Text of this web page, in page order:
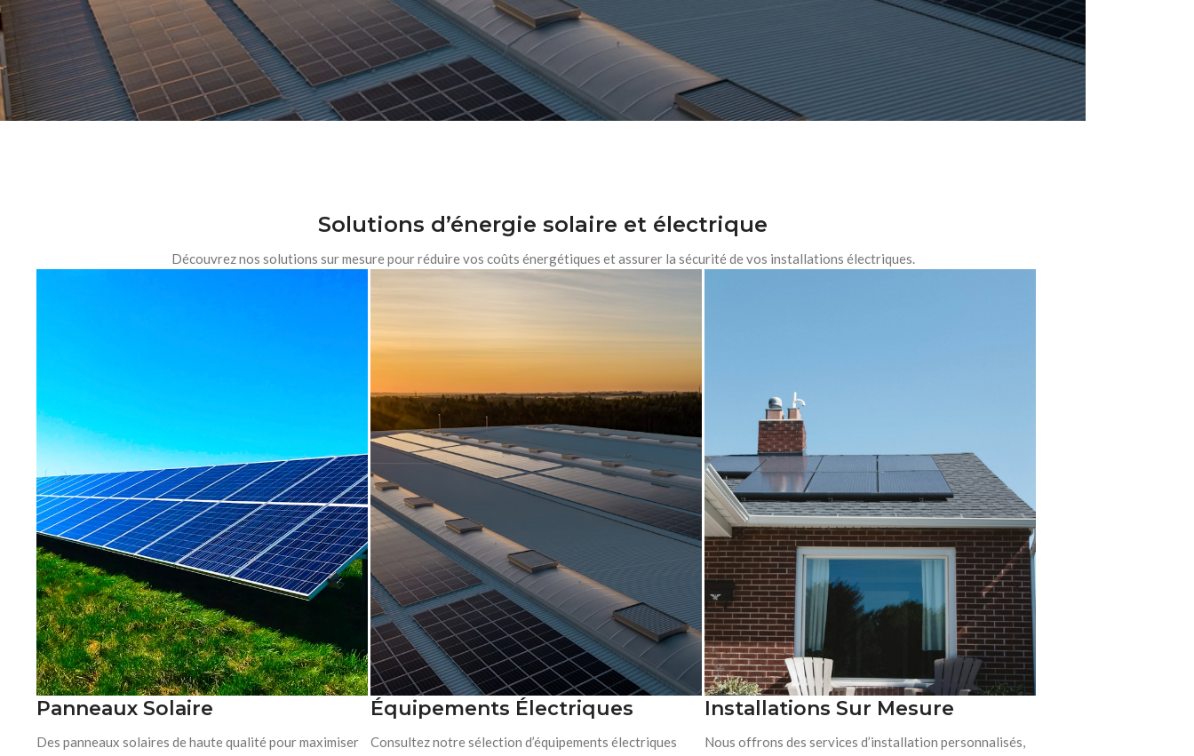
Solutions d’énergie solaire et électrique
Découvrez nos solutions sur mesure pour réduire vos coûts énergétiques et assurer la sécurité de vos installations électriques.
Panneaux Solaire
Des panneaux solaires de haute qualité pour maximiser
Équipements Électriques
Consultez notre sélection d’équipements électriques
Installations Sur Mesure
Nous offrons des services d’installation personnalisés,